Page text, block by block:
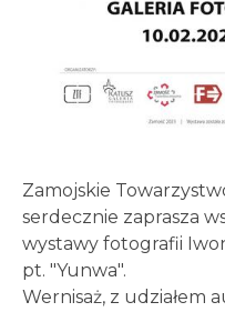
Zamojskie
serdecznie zaprasza
wystawy fotografii
pt. "Yunwa".
Wernisaż, z udziałem